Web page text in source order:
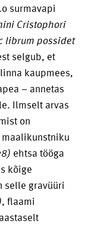
surmavapi
Cristophori
librum possidet
selgub, et
kaupmees,
– annetas
Ilmselt arvas
on
ehtsa tööga
kõige
selle gravüüri
, flaami